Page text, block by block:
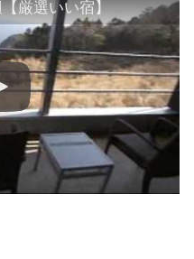
厳選いい宿】